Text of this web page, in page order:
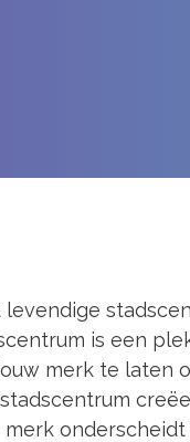
is een
merk te laten